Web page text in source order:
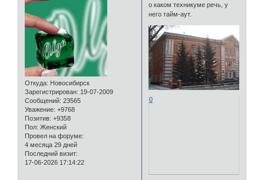
Откуда: Новосибирск
Зарегистрирован: 19-07-2009
Сообщений: 23565
Уважение: +9768
Позитив: +9358
Пол: Женский
Провел на форуме:
4 месяца 29 дней
Последний визит:
17-06-2026 17:14:22
о каком техникуме речь, у
него тайм-аут.
0